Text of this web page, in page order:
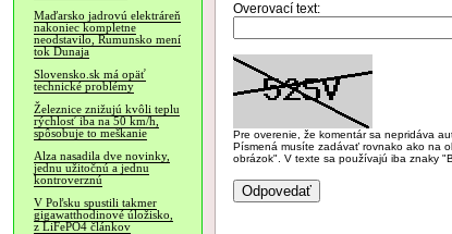
Maďarsko jadrovú elektráreň
nakoniec kompletne
neodstavilo, Rumunsko mení
tok Dunaja
Slovensko.sk má opäť
technické problémy
Železnice znižujú kvôli teplu
rýchlosť iba na 50 km/h,
spôsobuje to meškanie
Alza nasadila dve novinky,
jednu užitočnú a jednu
kontroverznú
V Poľsku spustili takmer
gigawatthodinové úložisko,
z LiFePO4 článkov
Overovací text:
Pre overenie, že komentár sa nepridáva
Písmená musíte zadávať rovnako ako na
obrázok". V texte sa používajú iba znaky